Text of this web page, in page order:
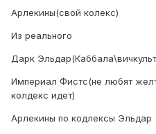
Арлекины(свой колекс)
Из реального
Дарк
Империал Фистс(не любят
колдекс идет)
Арлекины по кодлексы Эльдар